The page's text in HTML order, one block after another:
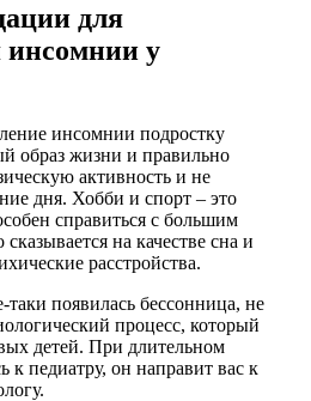
для
инсомнии у
инсомнии подростку
образ жизни и правильно
активность и не
дня. Хобби и спорт – это
справиться с большим
на качестве сна и
расстройства.
появилась бессонница, не
процесс, который
детей. При длительном
к педиатру, он направит вас к